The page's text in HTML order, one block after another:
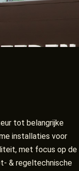
tot belangrijke
installaties voor
met focus op de
& regeltechnische